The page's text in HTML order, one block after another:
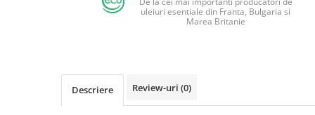
uleiuri esentiale din Franta, Bulgaria si
Marea Britanie
Descriere Review-uri (0)